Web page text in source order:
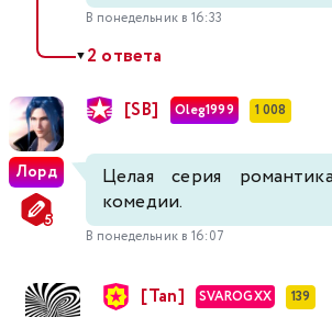
В понедельник в 16:33
▼2 ответа
Лорд
[SB] Oleg1999 1 008
Целая серия
комедии.
В понедельник в 16:07
[Tan] SVAROGXX 139